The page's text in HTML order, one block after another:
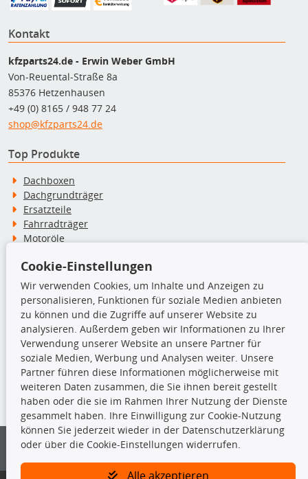
Kontakt
kfzparts24.de - Erwin Weber GmbH
Von-Reuental-Straße 8a
85376 Hetzenhausen
+49 (0) 8165 / 948 77 24
shop@kfzparts24.de
Top Produkte
Dachboxen
Dachgrundträger
Ersatzteile
Fahrradträger
Motoröle
Schneeketten
TecDoc Inside
Die hier angezeigten Daten insbesondere die gesamte Datenbank dürfen
nicht kopiert werden.
Es ist zu unterlassen, die Daten oder die gesamte Datenbank ohne
vorherige Zustimmung von TecDoc zu vervielfältigen, zu verbreiten
und/oder diese Handlungen durch Dritte ausführen zu lassen. Ein
Cookie-Einstellungen
Wir verwenden Cookies, um Inhalte und Anzeigen zu
personalisieren, Funktionen für soziale Medien anbieten
zu können und die Zugriffe auf unserer Website zu
analysieren. Außerdem geben wir Informationen zu Ihrer
Verwendung unserer Website an unsere Partner für
soziale Medien, Werbung und Analysen weiter. Unsere
Partner führen diese Informationen möglicherweise mit
weiteren Daten zusammen, die Sie ihnen bereit gestellt
haben oder die sie im Rahmen Ihrer Nutzung der Dienste
gesammelt haben. Ihre Einwilligung zur Cookie-Nutzung
können Sie jederzeit wieder in der Datenschutzerklärung
oder über die Cookie-Einstellungen widerrufen.
Alle akzeptieren